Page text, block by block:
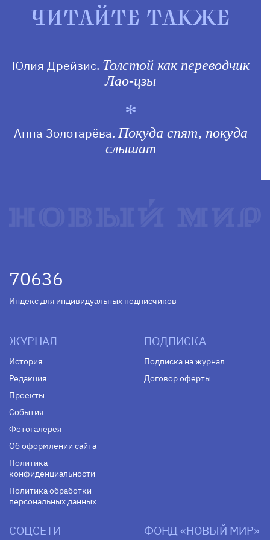
ЧИТАЙТЕ ТАКЖЕ
Юлия Дрейзис. Толстой как переводчик
Лао-цзы
Анна Золотарёва. Покуда спят, покуда
слышат
70636
Индекс для индивидуальных подписчиков
ЖУРНАЛ
История
Редакция
Проекты
События
Фотогалерея
Об оформлении сайта
Политика
конфиденциальности
Политика обработки
персональных данных
ПОДПИСКА
Подписка на журнал
Договор оферты
СОЦСЕТИ ФОНД «НОВЫЙ МИР»